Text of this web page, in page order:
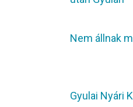
Nem állnak
Gyulai Nyári